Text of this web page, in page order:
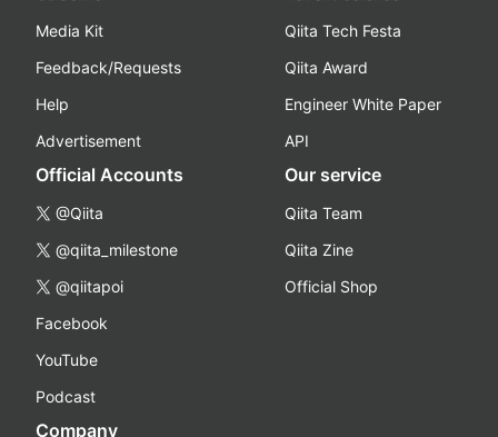
Media Kit
Feedback/Requests
Help
Advertisement
Qiita Tech Festa
Qiita Award
Engineer White Paper
API
Official Accounts
@Qiita
@qiita_milestone
@qiitapoi
Facebook
YouTube
Podcast
Our service
Qiita Team
Qiita Zine
Official Shop
Company